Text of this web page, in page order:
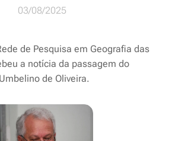
03/08/2025
de Pesquisa em Geografia das
a notícia da passagem do
de Oliveira.